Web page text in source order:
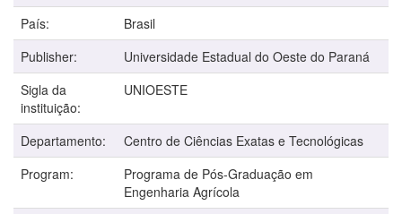
País:
Brasil
Publisher:
Universidade Estadual do Oeste do Paraná
Sigla da
instituição:
UNIOESTE
Departamento:
Centro de Ciências Exatas e Tecnológicas
Program:
Programa de Pós-Graduação em
Engenharia Agrícola